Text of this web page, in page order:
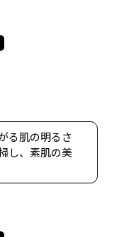
る肌の明るさ
し、素肌の美